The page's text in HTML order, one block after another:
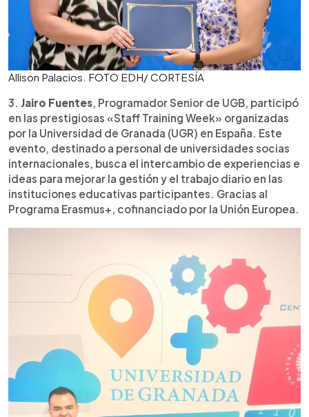
Allison Palacios. FOTO EDH/ CORTESÍA
3. Jairo Fuentes , Programador Senior de UGB, participó
en las prestigiosas «Staff Training Week» organizadas
por la Universidad de Granada (UGR) en España. Este
evento, destinado a personal de universidades socias
internacionales, busca el intercambio de experiencias e
ideas para mejorar la gestión y el trabajo diario en las
instituciones educativas participantes. Gracias al
Programa Erasmus+, cofinanciado por la Unión Europea.